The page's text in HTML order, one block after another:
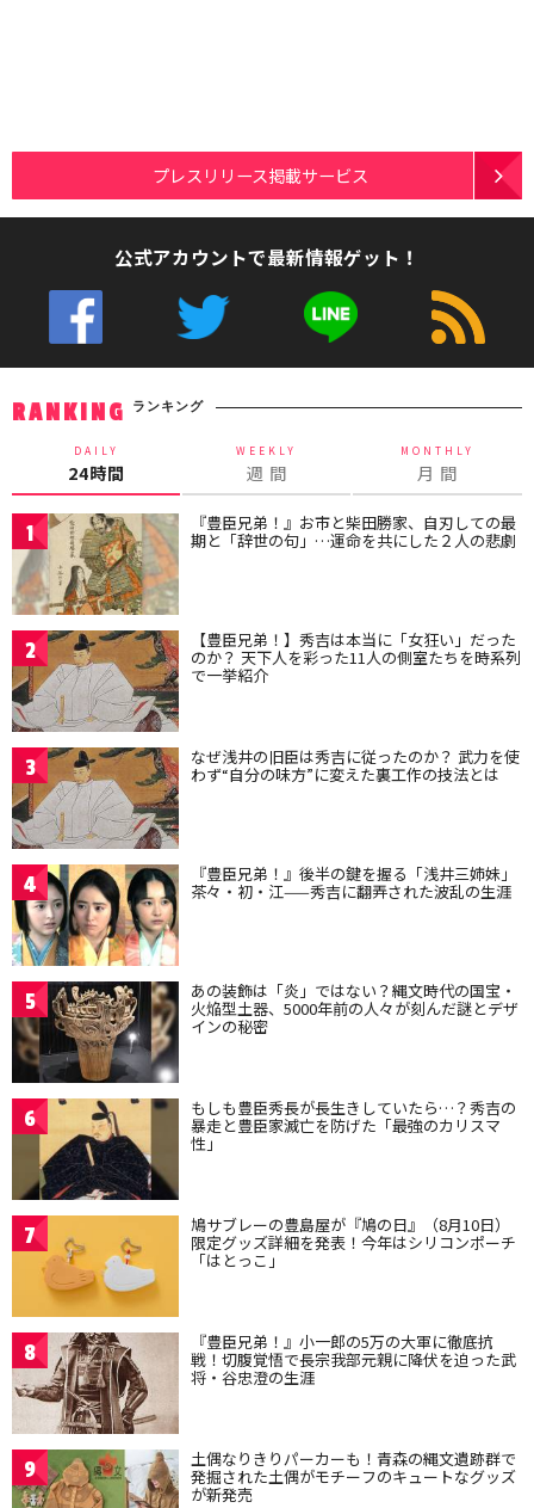
プレスリリース掲載サービス
公式アカウントで最新情報ゲット！
RANKING ランキング
DAILY
24時間
WEEKLY
週 間
MONTHLY
月 間
1 『豊臣兄弟！』お市と柴田勝家、自刃しての最
期と「辞世の句」…運命を共にした２人の悲劇
2 【豊臣兄弟！】秀吉は本当に「女狂い」だった
のか？ 天下人を彩った11人の側室たちを時系列
で一挙紹介
3 なぜ浅井の旧臣は秀吉に従ったのか？ 武力を使
わず“自分の味方”に変えた裏工作の技法とは
4 『豊臣兄弟！』後半の鍵を握る「浅井三姉妹」
茶々・初・江——秀吉に翻弄された波乱の生涯
5 あの装飾は「炎」ではない？縄文時代の国宝・
火焔型土器、5000年前の人々が刻んだ謎とデザ
インの秘密
6 もしも豊臣秀長が長生きしていたら…？秀吉の
暴走と豊臣家滅亡を防げた「最強のカリスマ
性」
7 鳩サブレーの豊島屋が『鳩の日』（8月10日）
限定グッズ詳細を発表！今年はシリコンポーチ
「はとっこ」
8 『豊臣兄弟！』小一郎の5万の大軍に徹底抗
戦！切腹覚悟で長宗我部元親に降伏を迫った武
将・谷忠澄の生涯
9 土偶なりきりパーカーも！青森の縄文遺跡群で
発掘された土偶がモチーフのキュートなグッズ
が新発売